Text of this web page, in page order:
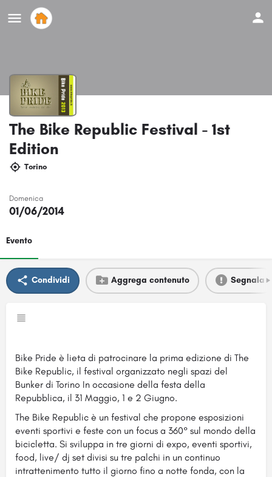
The Bike Republic Festival - 1st
Edition
Torino
Domenica
01/06/2014
Evento
Condividi Aggrega contenuto Segnala
Bike Pride è lieta di patrocinare la prima edizione di The
Bike Republic, il festival organizzato negli spazi del
Bunker di Torino In occasione della festa della
Repubblica, il 31 Maggio, 1 e 2 Giugno.
The Bike Republic è un festival che propone esposizioni
eventi sportivi e feste con un focus a 360° sul mondo della
bicicletta. Si sviluppa in tre giorni di expo, eventi sportivi,
food, live/ dj set divisi su tre palchi in un continuo
intrattenimento tutto il giorno fino a notte fonda, con la